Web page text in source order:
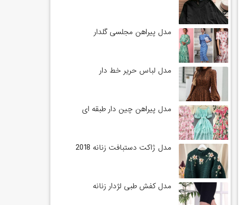
مدل پیراهن مجلسی گلدار
مدل لباس حریر خط دار
مدل پیراهن چین دار طبقه ای
مدل ژاکت دستبافت زنانه 2018
مدل کفش طبی لژدار زنانه